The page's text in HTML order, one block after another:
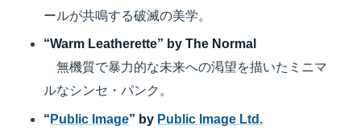
ールが共鳴する破滅の美学。
“Warm Leatherette” by The Normal
無機質で暴力的な未来への渇望を描いたミニマ
ルなシンセ・パンク。
“ Public Image” by Public Image Ltd.